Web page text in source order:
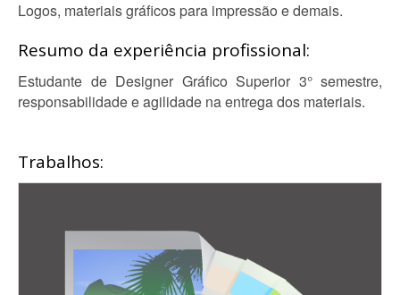
Logos, materiais gráficos para impressão e demais.
Resumo da experiência profissional:
Estudante de Designer Gráfico Superior 3° semestre,
responsabilidade e agilidade na entrega dos materiais.
Trabalhos: